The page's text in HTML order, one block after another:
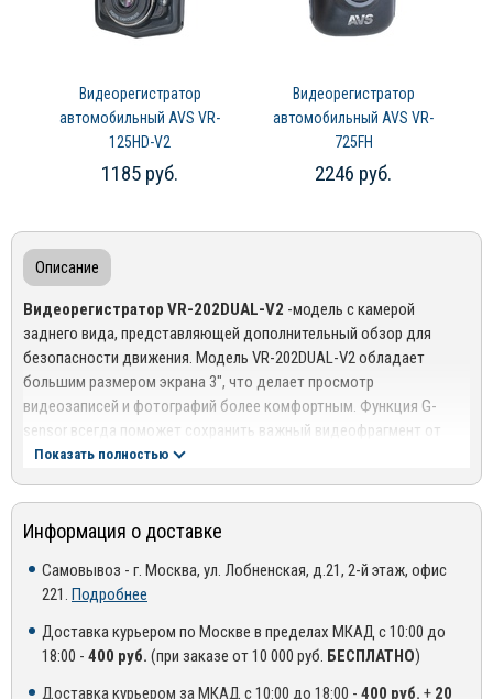
Видеорегистратор
автомобильный AVS VR-
125HD-V2
1185 руб.
Видеорегистратор
автомобильный AVS VR-
725FH
2246 руб.
Описание
Видеорегистратор VR-202DUAL-V2 -модель с камерой
заднего вида, представляющей дополнительный обзор для
безопасности движения. Модель VR-202DUAL-V2 обладает
большим размером экрана 3", что делает просмотр
видеозаписей и фотографий более комфортным. Функция G-
sensor всегда поможет сохранить важный видеофрагмент от
перезаписи.
Процессор: JR3291
Матрица: GC1054
Разрешение записи: Full HD1920x1080 + VGA 640x480
Аккумулятор mAh: 200 mAh
Размер экрана: 3,0"
Показать полностью
Информация о доставке
Самовывоз - г. Москва, ул. Лобненская, д.21, 2-й этаж, офис
221. Подробнее
Доставка курьером по Москве в пределах МКАД с 10:00 до
18:00 - 400 руб. (при заказе от 10 000 руб. БЕСПЛАТНО)
Доставка курьером за МКАД с 10:00 до 18:00 - 400 руб. + 20